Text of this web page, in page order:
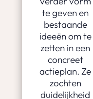
te geven en
bestaande
ideeën om te
zetten in een
concreet
actieplan. Ze
zochten
duidelijkheid